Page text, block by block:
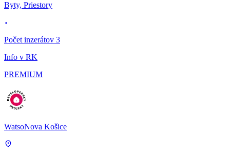
Byty, Priestory
Počet inzerátov 3
Info v RK
PREMIUM
WatsoNova Košice